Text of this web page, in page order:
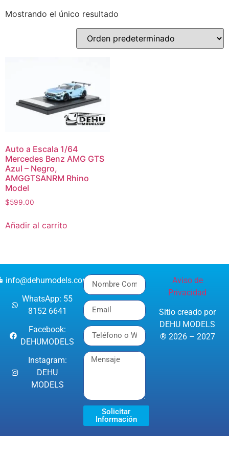
Mostrando el único resultado
Auto a Escala 1/64
Mercedes Benz AMG GTS
Azul – Negro,
AMGGTSANRM Rhino
Model
$599.00
Añadir al carrito
info@dehumodels.com
WhatsApp: 55
8152 6641
Facebook:
DEHUMODELS
Instagram:
DEHU
MODELS
Solicitar
Información
Aviso de
Privacidad
Sitio creado por
DEHU MODELS
® 2026 – 2027